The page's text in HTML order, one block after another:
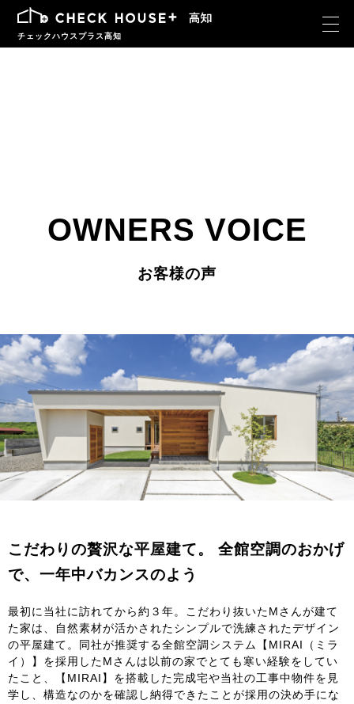
チェックハウスプラス高知
OWNERS VOICE
お客様の声
こだわりの贅沢な平屋建て。 全館空調のおかげ
で、一年中バカンスのよう
最初に当社に訪れてから約３年。こだわり抜いたMさんが建て
た家は、自然素材が活かされたシンプルで洗練されたデザイン
の平屋建て。同社が推奨する全館空調システム【MIRAI（ミラ
イ）】を採用したMさんは以前の家でとても寒い経験をしてい
たこと、【MIRAI】を搭載した完成宅や当社の工事中物件を見
学し、構造なのかを確認し納得できたことが採用の決め手にな